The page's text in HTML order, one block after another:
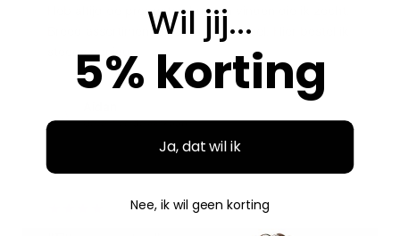
Heb altijd de producten kunnen vinden die ik zocht.
Breed assortiment en alles is origineel. Hier bestel ik
steeds opnieuw.
Geverifieerde aankoop
Wil jij...
5% korting
Ja, dat wil ik
Nee, ik wil geen korting